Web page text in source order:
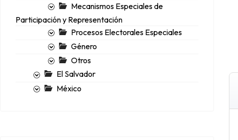
Mecanismos Especiales de
Participación y Representación
Procesos Electorales Especiales
Género
Otros
El Salvador
México